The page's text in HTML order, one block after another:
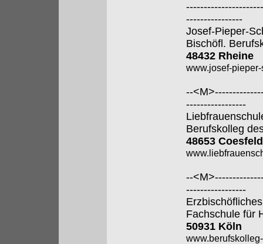
----------------
Josef-Pieper-
Bischöfl.
48432 Rheine
www.josef-
--
-----------------
Berufskolleg
48653 Coesfeld
--
-----------------
Fachschule für
50931 Köln